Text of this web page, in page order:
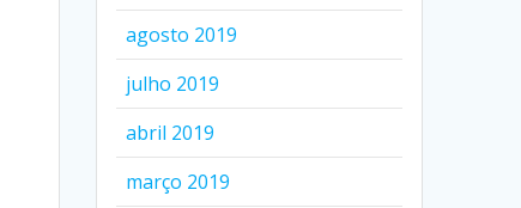
agosto 2019
julho 2019
abril 2019
março 2019